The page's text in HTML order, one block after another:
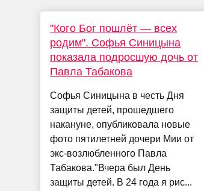
"Кого Бог пошлёт — всех
родим". Софья Синицына
показала подросшую дочь от
Павла Табакова
Софья Синицына в честь Дня
защиты детей, прошедшего
накануне, опубликовала новые
фото пятилетней дочери Мии от
экс-возлюбленного Павла
Табакова."Вчера был День
защиты детей. В 24 года я рис...